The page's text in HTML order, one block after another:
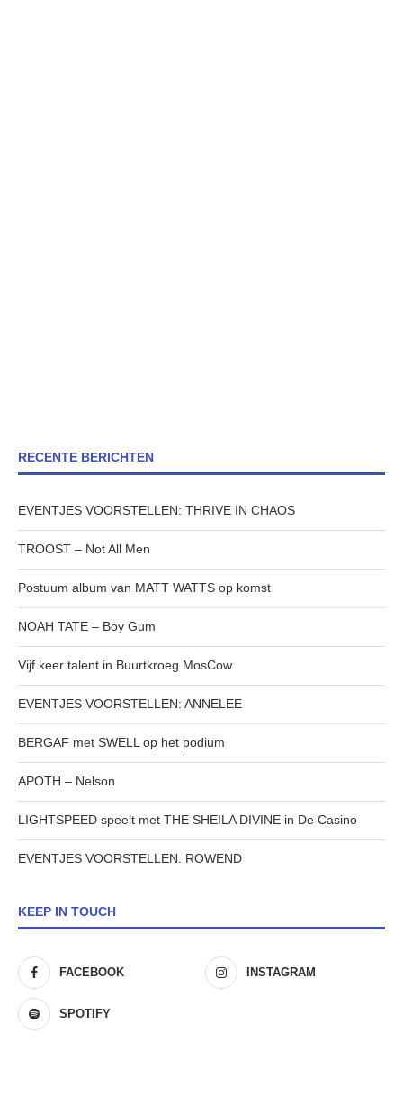
RECENTE BERICHTEN
EVENTJES VOORSTELLEN: THRIVE IN CHAOS
TROOST – Not All Men
Postuum album van MATT WATTS op komst
NOAH TATE – Boy Gum
Vijf keer talent in Buurtkroeg MosCow
EVENTJES VOORSTELLEN: ANNELEE
BERGAF met SWELL op het podium
APOTH – Nelson
LIGHTSPEED speelt met THE SHEILA DIVINE in De Casino
EVENTJES VOORSTELLEN: ROWEND
KEEP IN TOUCH
FACEBOOK INSTAGRAM
SPOTIFY